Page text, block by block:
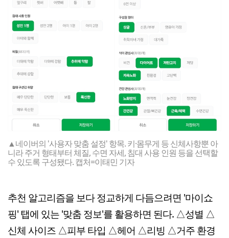
▲네이버의 '사용자 맞춤 설정' 항목. 키·몸무게 등 신체사항뿐 아
니라 주거 형태부터 체질, 수면 자세, 침대 사용 인원 등을 선택할
수 있도록 구성됐다. 캡처=이태민 기자
추천 알고리즘을 보다 정교하게 다듬으려면 '마이쇼
핑' 탭에 있는 '맞춤 정보'를 활용하면 된다. △성별 △
신체 사이즈 △피부 타입 △헤어 △리빙 △거주 환경